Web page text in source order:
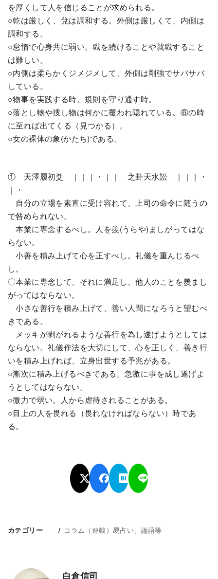
を厚くして人を信じることが求められる。
○乾は厳しく、兌は調和する。外側は厳しくて、内側は
調和する。
○怠惰で心身共に弱い。職を続けることや就職すること
は難しい。
○内側は柔らかくジメジメして、外側は剛強でサバサバ
している。
○物事を実践する時。規則を守り通す時。
○落とし物や捜し物は何かに覆われ隠れている。⑥の時
に至れば出てくる（見つかる）。
○女の裸体の象(かたち)である。
① 天澤履初爻 ｜｜｜・｜｜ 之卦天水訟 ｜｜｜・
｜・
自分の立場を素直に受け容れて、上司の命令に随うの
で咎められない。
本業に専念するべし。人を羨(うらや)ましがってはな
らない。
小善を積み上げて心を正すべし。礼儀を重んじるべ
し。
〇本業に専念して、それに満足し、他人のことを羨まし
がってはならない。
小さな善行を積み上げて、善い人間になろうと望むべ
きである。
メッキが剥がれるような善行を為し遂げようとしては
ならない。礼儀作法を大切にして、心を正しく、善き行
いを積み上げれば、立身出世する予兆がある。
○漸次に積み上げるべきである。急激に事を成し遂げよ
うとしてはならない。
○微力で弱い。人から虐待されることがある。
○目上の人を畏れる（畏れなければならない）時であ
る。
カテゴリー コラム（連載）易占い、論語等
白倉信司